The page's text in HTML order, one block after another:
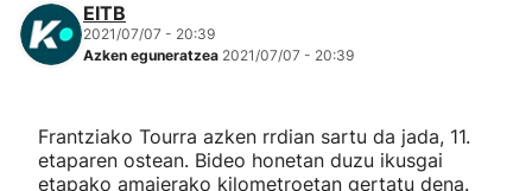
Atletismoa
Mendi-lasterketak
EITB
2021/07/07 - 20:39
Azken eguneratzea 2021/07/07 - 20:39
Frantziako Tourra azken rrdian sartu da jada, 11.
etaparen ostean. Bideo honetan duzu ikusgai
etapako amaierako kilometroetan gertatu dena.